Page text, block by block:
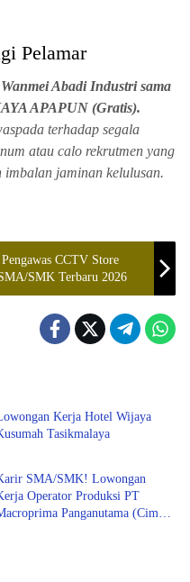
Pelamar
Abadi Industri sama
APAPUN (Gratis).
terhadap segala
atau calo rekrutmen yang
imbalan jaminan kelulusan.
CCTV Store
SMK Terbaru 2026
Kerja Hotel Wijaya
Tasikmalaya
SMA/SMK
SMA/SMK! Lowongan
Operator Produksi PT
Panganutama (Cimory